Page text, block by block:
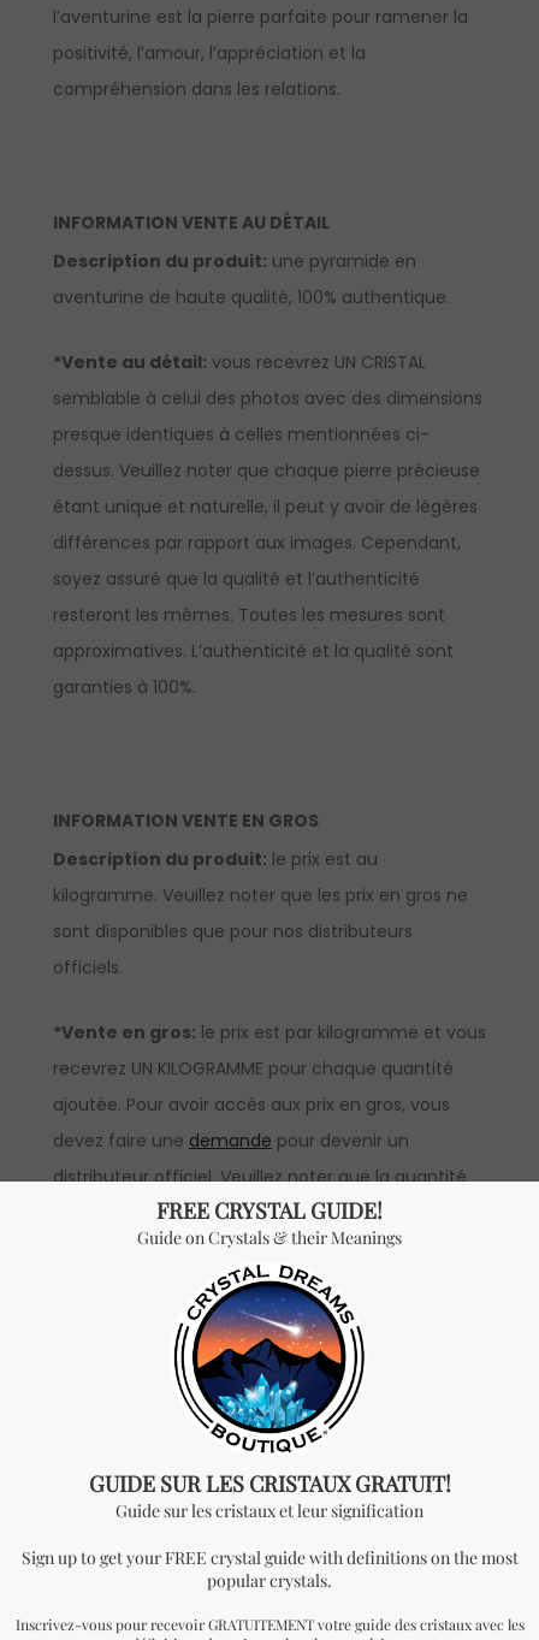
l’aventurine est la pierre parfaite pour ramener la
positivité, l’amour, l’appréciation et la
compréhension dans les relations.
INFORMATION VENTE AU DÉTAIL
Description du produit: une pyramide en
aventurine de haute qualité, 100% authentique.
*Vente au détail: vous recevrez UN CRISTAL
semblable à celui des photos avec des dimensions
presque identiques à celles mentionnées ci-
dessus. Veuillez noter que chaque pierre précieuse
étant unique et naturelle, il peut y avoir de légères
différences par rapport aux images. Cependant,
soyez assuré que la qualité et l’authenticité
resteront les mêmes. Toutes les mesures sont
approximatives. L’authenticité et la qualité sont
garanties à 100%.
INFORMATION VENTE EN GROS
Description du produit: le prix est au
kilogramme. Veuillez noter que les prix en gros ne
sont disponibles que pour nos distributeurs
officiels.
*Vente en gros: le prix est par kilogramme et vous
recevrez UN KILOGRAMME pour chaque quantité
ajoutée. Pour avoir accès aux prix en gros, vous
devez faire une demande pour devenir un
distributeur officiel. Veuillez noter que la quantité
minimum à commander pour la vente en gros de
cet article est d’un kilogramme.
Vous cherchez quelque
chose de spécial? Jetez
un coup d'œil à nos
produits les plus
vendus!